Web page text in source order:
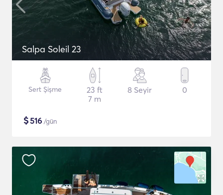
Salpa Soleil 23
Sert Şişme
23 ft
7 m
8 Seyir 0
$516 /gün